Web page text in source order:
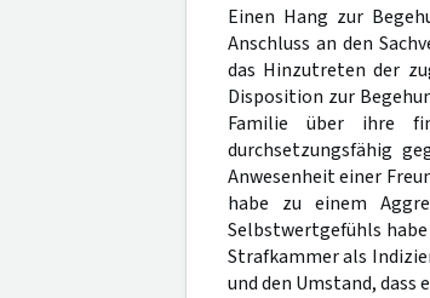
Einen Hang zur
Anschluss an den
das Hinzutreten der
Disposition zur
Familie über ihre
durchsetzungsfähig
Anwesenheit einer
habe zu einem
Selbstwertgefühls
Strafkammer als
und den Umstand,